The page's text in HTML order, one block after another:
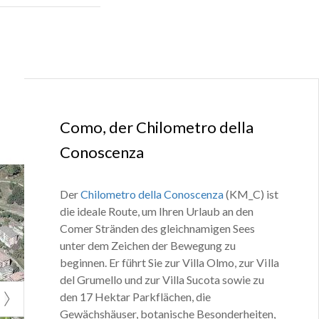
entlang
die Villa
km des
aufreihen.
(als „Die
von der
die
und von
–
Como, der Chilometro della
Conoscenza
DerChilometro della Conoscenza(KM_C) ist
die ideale Route, um Ihren Urlaub an den
Comer Stränden des gleichnamigen Sees
unter dem Zeichen der Bewegung zu
beginnen. Er führt Sie zur Villa Olmo, zur Villa
del Grumello und zur Villa Sucota sowie zu
den 17 Hektar Parkflächen, die
Gewächshäuser, botanische Besonderheiten,